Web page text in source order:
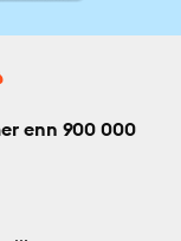
enn 900 000